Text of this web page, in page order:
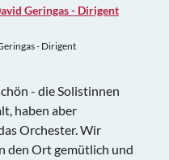
Geringas - Dirigent
- Dirigent
- die Solistinnen
haben aber
Orchester. Wir
den Ort gemütlich und